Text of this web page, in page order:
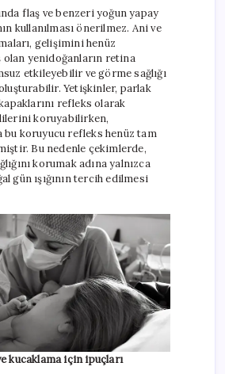
flaş ve benzeri yoğun yapay
kullanılması önerilmez. Ani ve
gelişimini henüz
olan yenidoğanların retina
etkileyebilir ve görme sağlığı
Yetişkinler, parlak
kapaklarını refleks olarak
koruyabilirken,
bu koruyucu refleks henüz tam
Bu nedenle çekimlerde,
korumak adına yalnızca
gün ışığının tercih edilmesi
kucaklama için ipuçları